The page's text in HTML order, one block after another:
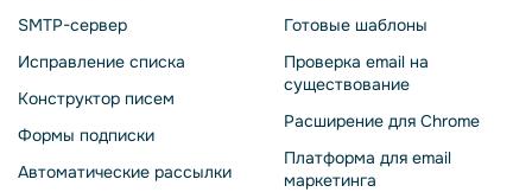
SMTP-сервер
Исправление списка
Конструктор писем
Формы подписки
Автоматические рассылки
Готовые шаблоны
Проверка email на
существование
Расширение для Chrome
Платформа для email
маркетинга